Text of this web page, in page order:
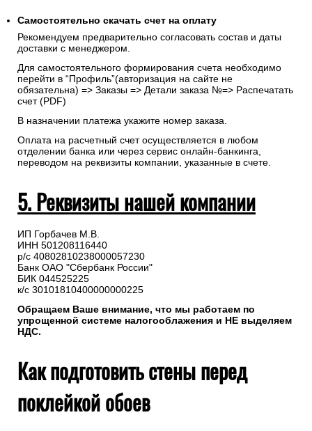
Самостоятельно скачать счет на оплату
Рекомендуем предварительно согласовать состав и даты
доставки с менеджером.
Для самостоятельного формирования счета необходимо
перейти в “Профиль”(авторизация на сайте не
обязательна) => Заказы => Детали заказа №=> Распечатать
счет (PDF)
В назначении платежа укажите номер заказа.
Оплата на расчетный счет осуществляется в любом
отделении банка или через сервис онлайн-банкинга,
переводом на реквизиты компании, указанные в счете.
5. Реквизиты нашей компании
ИП Горбачев М.В.
ИНН 501208116440
р/с 40802810238000057230
Банк ОАО "Сбербанк России"
БИК 044525225
к/с 30101810400000000225
Обращаем Ваше внимание, что мы работаем по
упрощенной системе налогооблажения и НЕ выделяем
НДС.
Как подготовить стены перед
поклейкой обоев